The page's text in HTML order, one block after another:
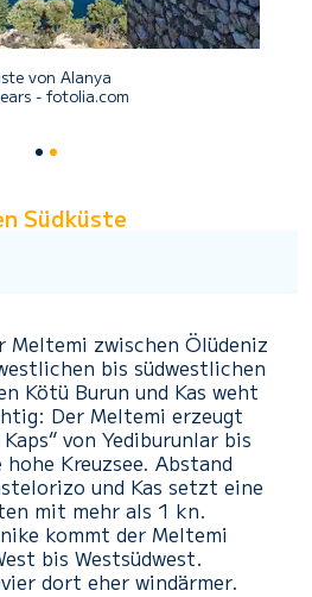
von Alanya
- fotolia.com
Südküste
Meltemi zwischen Ölüdeniz
bis südwestlichen
Kötü Burun und Kas weht
Der Meltemi erzeugt
von Yediburunlar bis
Kreuzsee. Abstand
und Kas setzt eine
mit mehr als 1 kn.
kommt der Meltemi
bis Westsüdwest.
dort eher windärmer.